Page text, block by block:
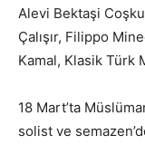
Alevi Bektaşi
Çalışır, Filippo
Kamal, Klasik Türk
18 Mart’ta
solist ve